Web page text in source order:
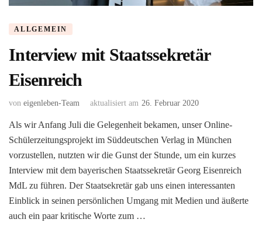
ALLGEMEIN
Interview mit Staatssekretär
Eisenreich
von eigenleben-Team aktualisiert am 26. Februar 2020
Als wir Anfang Juli die Gelegenheit bekamen, unser Online-
Schülerzeitungsprojekt im Süddeutschen Verlag in München
vorzustellen, nutzten wir die Gunst der Stunde, um ein kurzes
Interview mit dem bayerischen Staatssekretär Georg Eisenreich
MdL zu führen. Der Staatsekretär gab uns einen interessanten
Einblick in seinen persönlichen Umgang mit Medien und äußerte
auch ein paar kritische Worte zum …